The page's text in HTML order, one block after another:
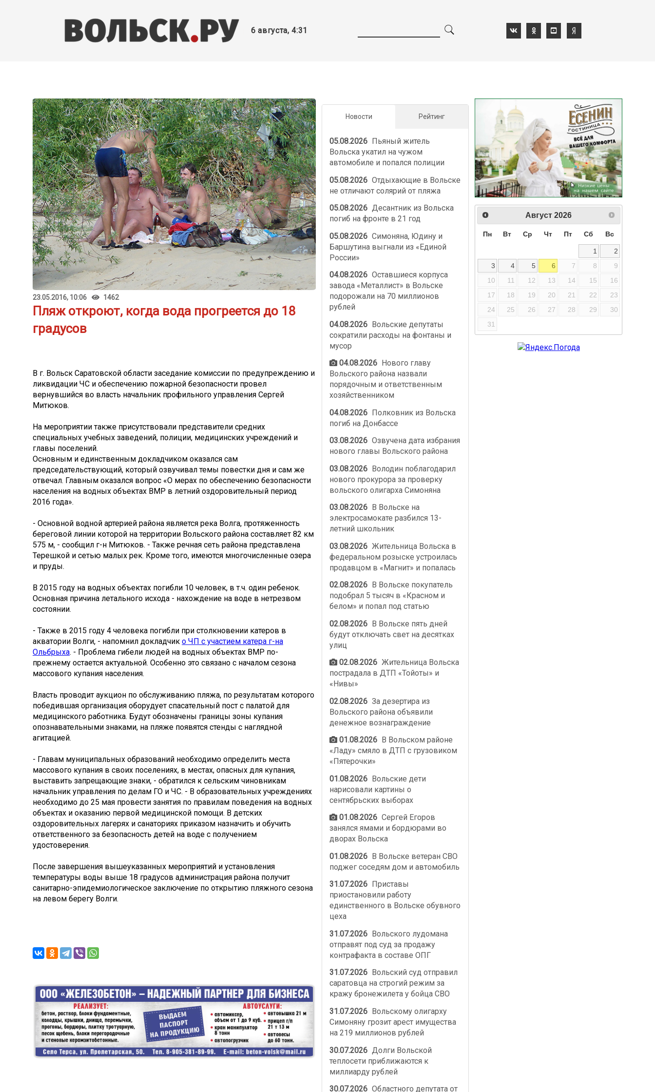
6 августа, 4:31
23.05.2016, 10:06 1462
Пляж откроют, когда вода прогреется до 18
градусов
В г. Вольск Саратовской области заседание комиссии по предупреждению и
ликвидации ЧС и обеспечению пожарной безопасности провел
вернувшийся во власть начальник профильного управления Сергей
Митюков.
На мероприятии также присутствовали представители средних
специальных учебных заведений, полиции, медицинских учреждений и
главы поселений.
Основным и единственным докладчиком оказался сам
председательствующий, который озвучивал темы повестки дня и сам же
отвечал. Главным оказался вопрос «О мерах по обеспечению безопасности
населения на водных объектах ВМР в летний оздоровительный период
2016 года».
- Основной водной артерией района является река Волга, протяженность
береговой линии которой на территории Вольского района составляет 82 км
575 м, - сообщил г-н Митюков. - Также речная сеть района представлена
Терешкой и сетью малых рек. Кроме того, имеются многочисленные озера
и пруды.
В 2015 году на водных объектах погибли 10 человек, в т.ч. один ребенок.
Основная причина летального исхода - нахождение на воде в нетрезвом
состоянии.
- Также в 2015 году 4 человека погибли при столкновении катеров в
акватории Волги, - напомнил докладчик о ЧП с участием катера г-на
Ольбрыха. - Проблема гибели людей на водных объектах ВМР по-
прежнему остается актуальной. Особенно это связано с началом сезона
массового купания населения.
Власть проводит аукцион по обслуживанию пляжа, по результатам которого
победившая организация оборудует спасательный пост с палатой для
медицинского работника. Будут обозначены границы зоны купания
опознавательными знаками, на пляже появятся стенды с наглядной
агитацией.
- Главам муниципальных образований необходимо определить места
массового купания в своих поселениях, в местах, опасных для купания,
выставить запрещающие знаки, - обратился к сельским чиновникам
начальник управления по делам ГО и ЧС. - В образовательных учреждениях
необходимо до 25 мая провести занятия по правилам поведения на водных
объектах и оказанию первой медицинской помощи. В детских
оздоровительных лагерях и санаториях приказом назначить и обучить
ответственного за безопасность детей на воде с получением
удостоверения.
После завершения вышеуказанных мероприятий и установления
температуры воды выше 18 градусов администрация района получит
санитарно-эпидемиологическое заключение по открытию пляжного сезона
на левом берегу Волги.
Новости Рейтинг
05.08.2026 Пьяный житель
Вольска укатил на чужом
автомобиле и попался полиции
05.08.2026 Отдыхающие в Вольске
не отличают солярий от пляжа
05.08.2026 Десантник из Вольска
погиб на фронте в 21 год
05.08.2026 Симоняна, Юдину и
Баршутина выгнали из «Единой
России»
04.08.2026 Оставшиеся корпуса
завода «Металлист» в Вольске
подорожали на 70 миллионов
рублей
04.08.2026 Вольские депутаты
сократили расходы на фонтаны и
мусор
04.08.2026
Нового главу
Вольского района назвали
порядочным и ответственным
хозяйственником
04.08.2026 Полковник из Вольска
погиб на Донбассе
03.08.2026 Озвучена дата избрания
нового главы Вольского района
03.08.2026 Володин поблагодарил
нового прокурора за проверку
вольского олигарха Симоняна
03.08.2026
В Вольске на
электросамокате разбился 13-
летний школьник
03.08.2026 Жительница Вольска в
федеральном розыске устроилась
продавцом в «Магнит» и попалась
02.08.2026
В Вольске покупатель
подобрал 5 тысяч в «Красном и
белом» и попал под статью
02.08.2026 В Вольске пять дней
будут отключать свет на десятках
улиц
02.08.2026 Жительница Вольска
пострадала в ДТП «Тойоты» и
«Нивы»
02.08.2026 За дезертира из
Вольского района объявили
денежное вознаграждение
01.08.2026
В Вольском районе
«Ладу» смяло в ДТП с грузовиком
«Пятерочки»
01.08.2026 Вольские дети
нарисовали картины о
сентябрьских выборах
01.08.2026 Сергей Егоров
занялся ямами и бордюрами во
дворах Вольска
01.08.2026 В Вольске ветеран СВО
поджег соседям дом и автомобиль
31.07.2026
Приставы
приостановили работу
единственного в Вольске обувного
цеха
31.07.2026 Вольского лудомана
отправят под суд за продажу
контрафакта в составе ОПГ
31.07.2026
Вольский суд отправил
саратовца на строгий режим за
кражу бронежилета у бойца СВО
31.07.2026 Вольскому олигарху
Симоняну грозит арест имущества
на 219 миллионов рублей
30.07.2026 Долги Вольской
теплосети приближаются к
миллиарду рублей
30.07.2026 Областного депутата от
Август 2026
Пн Вт Ср Чт Пт Сб Вс
1
2
3
4 5 6 7 8
9
10
11 12 13 14 15
16
17
18 19 20 21 22
23
24
25 26 27 28 29
30
31